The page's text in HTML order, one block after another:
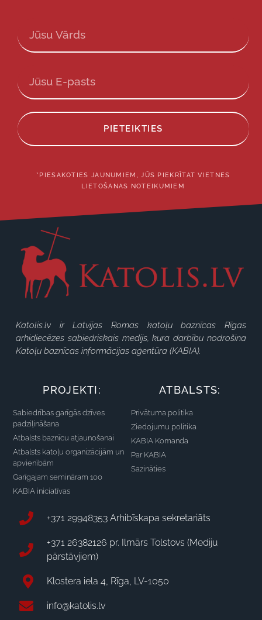
PIETEIKTIES
*PIESAKOTIES JAUNUMIEM, JŪS PIEKRĪTAT VIETNES
LIETOŠANAS NOTEIKUMIEM
Katolis.lv ir Latvijas Romas katoļu baznīcas Rīgas
arhidiecēzes sabiedriskais medijs, kura darbību nodrošina
Katoļu baznīcas informācijas aģentūra (KABIA).
PROJEKTI:
Sabiedrības garīgās dzīves
padziļināšana
Atbalsts baznīcu atjaunošanai
Atbalsts katoļu organizācijām un
apvienībām
Garīgajam semināram 100
KABIA iniciatīvas
ATBALSTS:
Privātuma politika
Ziedojumu politika
KABIA Komanda
Par KABIA
Sazināties
+371 29948353 Arhibīskapa sekretariāts
+371 26382126 pr. Ilmārs Tolstovs (Mediju
pārstāvjiem)
Klostera iela 4, Rīga, LV-1050
info@katolis.lv